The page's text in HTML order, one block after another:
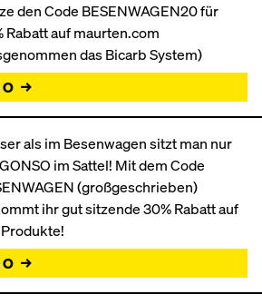
den Code BESENWAGEN20 für
Rabatt auf maurten.com
das Bicarb System)
→
als im Besenwagen sitzt man nur
im Sattel! Mit dem Code
(großgeschrieben)
ihr gut sitzende 30% Rabatt auf
→